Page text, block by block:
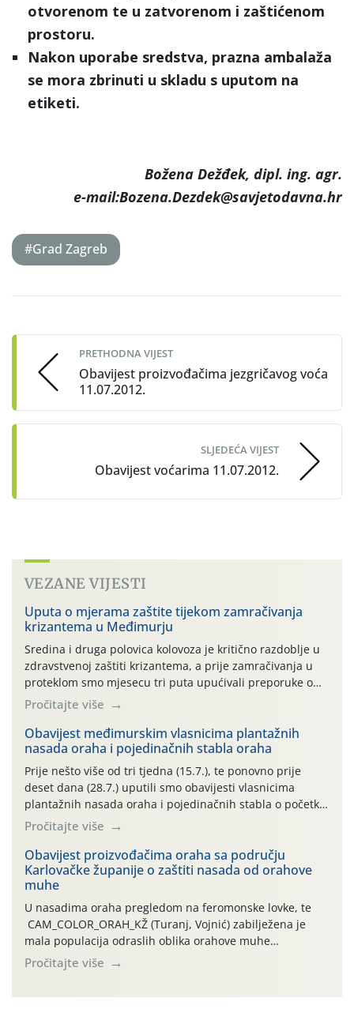
otvorenom te u zatvorenom i zaštićenom
prostoru.
Nakon uporabe sredstva, prazna ambalaža
se mora zbrinuti u skladu s uputom na
etiketi.
Božena Dežđek, dipl. ing. agr.
e-mail:Bozena.Dezdek@savjetodavna.hr
#Grad Zagreb
navigation
PRETHODNA VIJEST
Obavijest proizvođačima jezgričavog voća
11.07.2012.
SLJEDEĆA VIJEST
Obavijest voćarima 11.07.2012.
VEZANE VIJESTI
Uputa o mjerama zaštite tijekom zamračivanja
krizantema u Međimurju
Sredina i druga polovica kolovoza je kritično razdoblje u
zdravstvenoj zaštiti krizantema, a prije zamračivanja u
proteklom smo mjesecu tri puta upućivali preporuke o
preventivnim mjerama zaštite krizantema od najčešćih
uzročnika bolesti, štetnika i fito-fagnih grinja (23.7., 14.7.,
06.7.)! Na početku ovog mjeseca je zabilježeno je
povijesno i ekstremno vruće meteorološko razdoblje, uz
najviše temperature […]
Pročitajte više
Obavijest međimurskim vlasnicima plantažnih
nasada oraha i pojedinačnih stabla oraha
Prije nešto više od tri tjedna (15.7.), te ponovno prije
deset dana (28.7.) uputili smo obavijesti vlasnicima
plantažnih nasada oraha i pojedinačnih stabla o početku
leta i ovogodišnjoj potrebi usmjerenog suzbijanja
orahove muhe (Rhagoletis completa)! Već dvanaest dana
traje drugi ovogodišnji “toplinski udar”, koji naročito
izražen zadnja šest dana (31.7.-05.8.), jer najviše
temperature zraka svakodnevno […]
Pročitajte više
Obavijest proizvođačima oraha sa području
Karlovačke županije o zaštiti nasada od orahove
muhe
U nasadima oraha pregledom na feromonske lovke, te
CAM_COLOR_ORAH_KŽ (Turanj, Vojnić) zabilježena je
mala populacija odraslih oblika orahove muhe
(Rhagoletis completa). Niska brojnost može se objasniti
činjenicom da je riječ o mladim nasadima s vrlo malim
Pročitajte više